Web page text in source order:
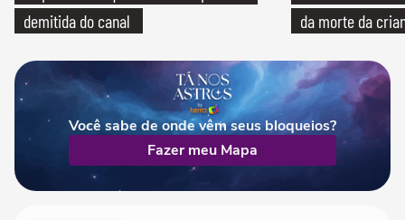
demitida do canal
da morte da
Você sabe de onde vêm seus bloqueios?
Fazer meu Mapa